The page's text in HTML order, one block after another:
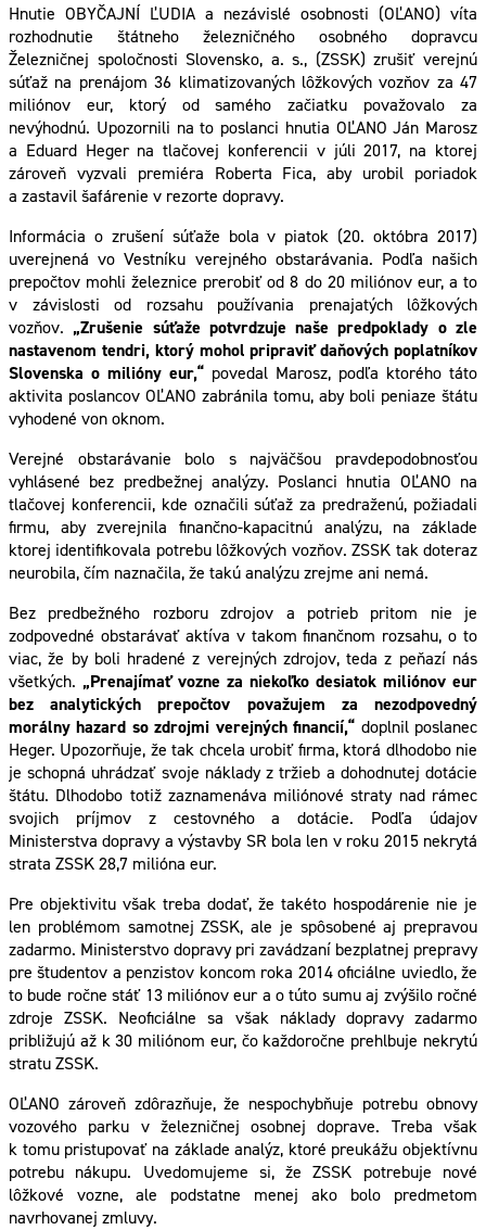
Hnutie OBYČAJNÍ ĽUDIA a nezávislé osobnosti (OĽANO) víta
rozhodnutie štátneho železničného osobného dopravcu
Železničnej spoločnosti Slovensko, a. s., (ZSSK) zrušiť verejnú
súťaž na prenájom 36 klimatizovaných lôžkových vozňov za 47
miliónov eur, ktorý od samého začiatku považovalo za
nevýhodnú. Upozornili na to poslanci hnutia OĽANO Ján Marosz
a Eduard Heger na tlačovej konferencii v júli 2017, na ktorej
zároveň vyzvali premiéra Roberta Fica, aby urobil poriadok
a zastavil šafárenie v rezorte dopravy.
Informácia o zrušení súťaže bola v piatok (20. októbra 2017)
uverejnená vo Vestníku verejného obstarávania. Podľa našich
prepočtov mohli železnice prerobiť od 8 do 20 miliónov eur, a to
v závislosti od rozsahu používania prenajatých lôžkových
vozňov. „Zrušenie súťaže potvrdzuje naše predpoklady o zle
nastavenom tendri, ktorý mohol pripraviť daňových poplatníkov
Slovenska o milióny eur,“ povedal Marosz, podľa ktorého táto
aktivita poslancov OĽANO zabránila tomu, aby boli peniaze štátu
vyhodené von oknom.
Verejné obstarávanie bolo s najväčšou pravdepodobnosťou
vyhlásené bez predbežnej analýzy. Poslanci hnutia OĽANO na
tlačovej konferencii, kde označili súťaž za predraženú, požiadali
firmu, aby zverejnila finančno-kapacitnú analýzu, na základe
ktorej identifikovala potrebu lôžkových vozňov. ZSSK tak doteraz
neurobila, čím naznačila, že takú analýzu zrejme ani nemá.
Bez predbežného rozboru zdrojov a potrieb pritom nie je
zodpovedné obstarávať aktíva v takom finančnom rozsahu, o to
viac, že by boli hradené z verejných zdrojov, teda z peňazí nás
všetkých. „Prenajímať vozne za niekoľko desiatok miliónov eur
bez analytických prepočtov považujem za nezodpovedný
morálny hazard so zdrojmi verejných financií,“ doplnil poslanec
Heger. Upozorňuje, že tak chcela urobiť firma, ktorá dlhodobo nie
je schopná uhrádzať svoje náklady z tržieb a dohodnutej dotácie
štátu. Dlhodobo totiž zaznamenáva miliónové straty nad rámec
svojich príjmov z cestovného a dotácie. Podľa údajov
Ministerstva dopravy a výstavby SR bola len v roku 2015 nekrytá
strata ZSSK 28,7 milióna eur.
Pre objektivitu však treba dodať, že takéto hospodárenie nie je
len problémom samotnej ZSSK, ale je spôsobené aj prepravou
zadarmo. Ministerstvo dopravy pri zavádzaní bezplatnej prepravy
pre študentov a penzistov koncom roka 2014 oficiálne uviedlo, že
to bude ročne stáť 13 miliónov eur a o túto sumu aj zvýšilo ročné
zdroje ZSSK. Neoficiálne sa však náklady dopravy zadarmo
približujú až k 30 miliónom eur, čo každoročne prehlbuje nekrytú
stratu ZSSK.
OĽANO zároveň zdôrazňuje, že nespochybňuje potrebu obnovy
vozového parku v železničnej osobnej doprave. Treba však
k tomu pristupovať na základe analýz, ktoré preukážu objektívnu
potrebu nákupu. Uvedomujeme si, že ZSSK potrebuje nové
lôžkové vozne, ale podstatne menej ako bolo predmetom
navrhovanej zmluvy.